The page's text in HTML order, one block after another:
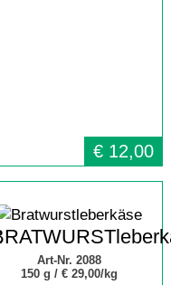
€ 12,00
Art-Nr. 2088
150 g /€ 29,00/kg